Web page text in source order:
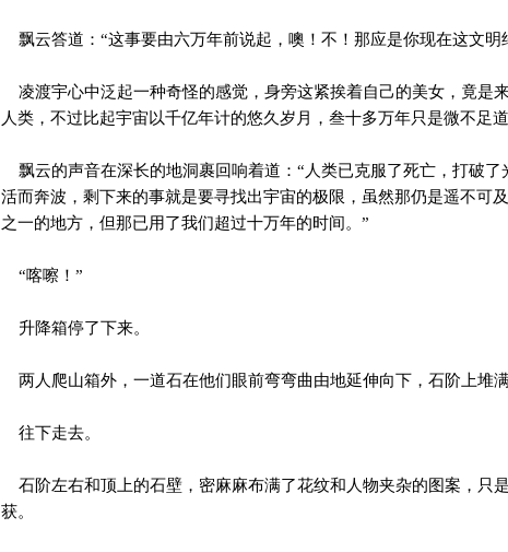
飘云答道：“这事要由六万年前说起，噢！不！那应是你现在这文明
凌渡宇心中泛起一种奇怪的感觉，身旁这紧挨着自己的美女，竟是
人类，不过比起宇宙以千亿年计的悠久岁月，叁十多万年只是微不足道
飘云的声音在深长的地洞裹回响着道：“人类已克服了死亡，打破
活而奔波，剩下来的事就是要寻找出宇宙的极限，虽然那仍是遥不可
之一的地方，但那已用了我们超过十万年的时间。”
“喀嚓！”
升降箱停了下来。
两人爬山箱外，一道石在他们眼前弯弯曲由地延伸向下，石阶上堆
往下走去。
石阶左右和顶上的石壁，密麻麻布满了花纹和人物夹杂的图案，只
获。